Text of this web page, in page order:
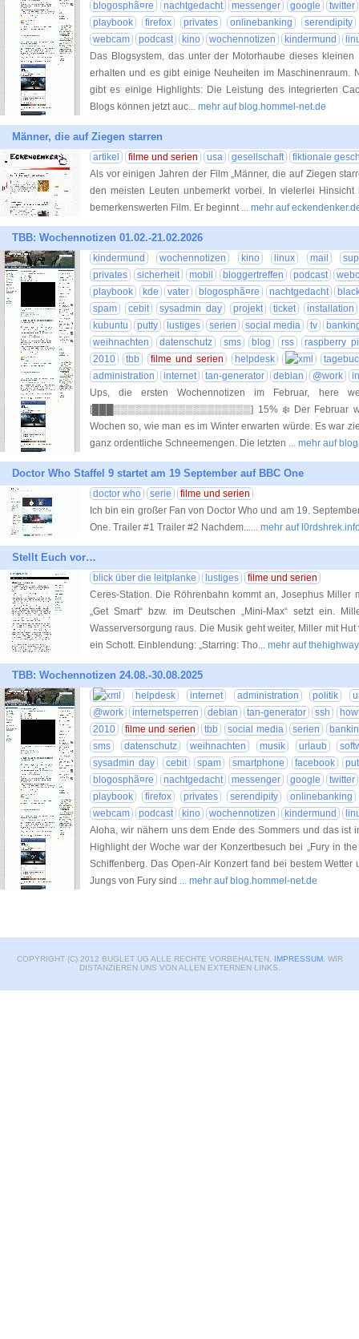
blogosphã¤re nachtgedacht messenger google
twitter
playbook
firefox privates onlinebanking
serendipity
webcam
podcast kino wochennotizen kindermund
Das Blogsystem, das unter der Motorhaube dieses
erhalten und es gibt einige Neuheiten im Maschinenraum.
gibt es einige Highlights: Die Leistung des integrierten
Blogs können jetzt auc... mehr auf blog.hommel-net.de
Männer, die auf Ziegen starren
artikel filme und serien usa gesellschaft
fiktionale
Als vor einigen Jahren der Film „Männer, die auf Ziegen
den meisten Leuten unbemerkt vorbei. In vielerlei
bemerkenswerten Film. Er beginnt ... mehr auf
TBB: Wochennotizen 01.02.-21.02.2026
kindermund wochennotizen kino linux mail
privates
sicherheit mobil bloggertreffen podcast
playbook
kde vater blogosphã¤re nachtgedacht
spam
cebit sysadmin day projekt ticket
installation
kubuntu
putty lustiges serien social media tv
weihnachten
datenschutz sms blog rss
raspberry pi
2010
tbb filme und serien helpdesk
administration
internet tan-generator debian @work
Ups, die ersten Wochennotizen im Februar, here
[███▒▒▒▒▒▒▒▒▒▒▒▒▒▒▒▒▒▒▒] 15% ❄️ Der Februar
Wochen so, wie man es im Winter erwarten würde. Es war
ganz ordentliche Schneemengen. Die letzten ... mehr auf
Doctor Who Staffel 9 startet am 19 September auf BBC One
doctor who serie
filme und serien
Ich bin ein großer Fan von Doctor Who und am 19.
One. Trailer #1 Trailer #2 Nachdem...... mehr auf
Stellt Euch vor…
blick über die leitplanke lustiges
filme und serien
Ceres-Station. Die Röhrenbahn kommt an, Josephus Miller
„Get Smart“ bzw. im Deutschen „Mini-Max“ setzt ein.
Wasserversorgung raus. Die Musik geht weiter, Miller mit
ein Schott. Einblendung: „Starring: Tho... mehr auf
TBB: Wochennotizen 24.08.-30.08.2025
helpdesk internet administration politik
@work
internetsperren debian tan-generator ssh
2010
filme und serien tbb social media serien
sms
datenschutz weihnachten musik urlaub
sysadmin day
cebit spam smartphone facebook
blogosphã¤re
nachtgedacht messenger google
twitter
playbook
firefox privates serendipity
onlinebanking
webcam
podcast kino wochennotizen kindermund
Aloha, wir nähern uns dem Ende des Sommers und das ist
Highlight der Woche war der Konzertbesuch bei „Fury in
Schiffenberg. Das Open-Air Konzert fand bei bestem
Jungs von Fury sind ... mehr auf blog.hommel-net.de
COPYRIGHT (C) 2012 BUGLET UG ALLE RECHTE VORBEHALTEN. IMPRESSUM. WIR
DISTANZIEREN UNS VON ALLEN EXTERNEN LINKS.